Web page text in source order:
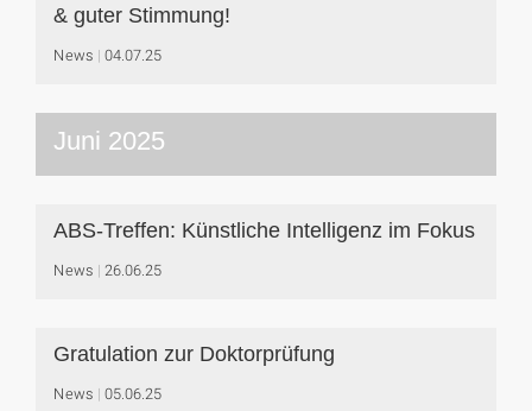
& guter Stimmung!
News 04.07.25
Juni 2025
ABS-Treffen: Künstliche Intelligenz im Fokus
News 26.06.25
Gratulation zur Doktorprüfung
News 05.06.25